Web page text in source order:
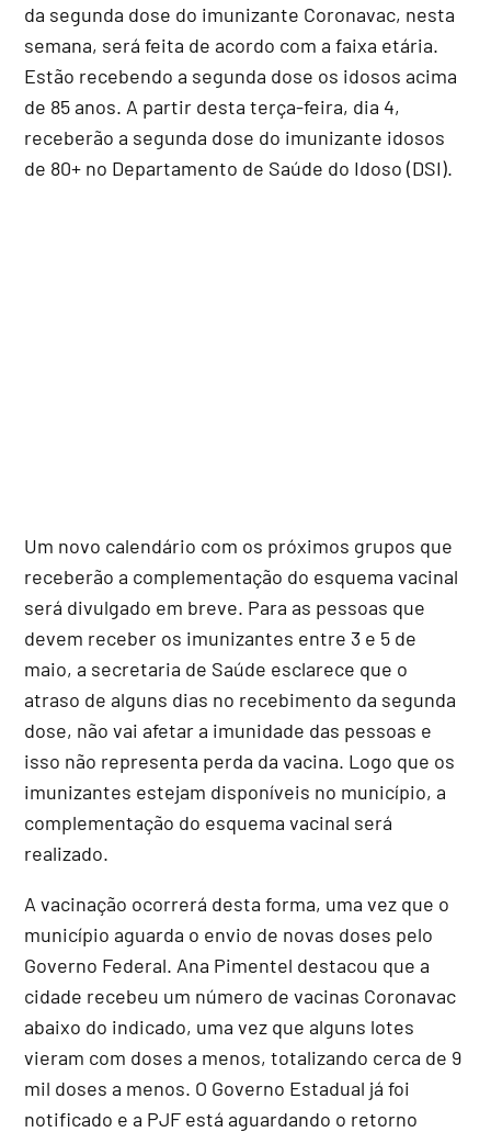
da segunda dose do imunizante Coronavac, nesta
semana, será feita de acordo com a faixa etária.
Estão recebendo a segunda dose os idosos acima
de 85 anos. A partir desta terça-feira, dia 4,
receberão a segunda dose do imunizante idosos
de 80+ no Departamento de Saúde do Idoso (DSI).
Um novo calendário com os próximos grupos que
receberão a complementação do esquema vacinal
será divulgado em breve. Para as pessoas que
devem receber os imunizantes entre 3 e 5 de
maio, a secretaria de Saúde esclarece que o
atraso de alguns dias no recebimento da segunda
dose, não vai afetar a imunidade das pessoas e
isso não representa perda da vacina. Logo que os
imunizantes estejam disponíveis no município, a
complementação do esquema vacinal será
realizado.
A vacinação ocorrerá desta forma, uma vez que o
município aguarda o envio de novas doses pelo
Governo Federal. Ana Pimentel destacou que a
cidade recebeu um número de vacinas Coronavac
abaixo do indicado, uma vez que alguns lotes
vieram com doses a menos, totalizando cerca de 9
mil doses a menos. O Governo Estadual já foi
notificado e a PJF está aguardando o retorno